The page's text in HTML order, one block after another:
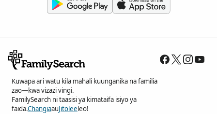
Kuwapa ari watu kila mahali kuunganika na familia
zao—kwa vizazi vingi.
FamilySearch ni taasisi ya kimataifa isiyo ya
faida.ChangiaauJitolee leo!